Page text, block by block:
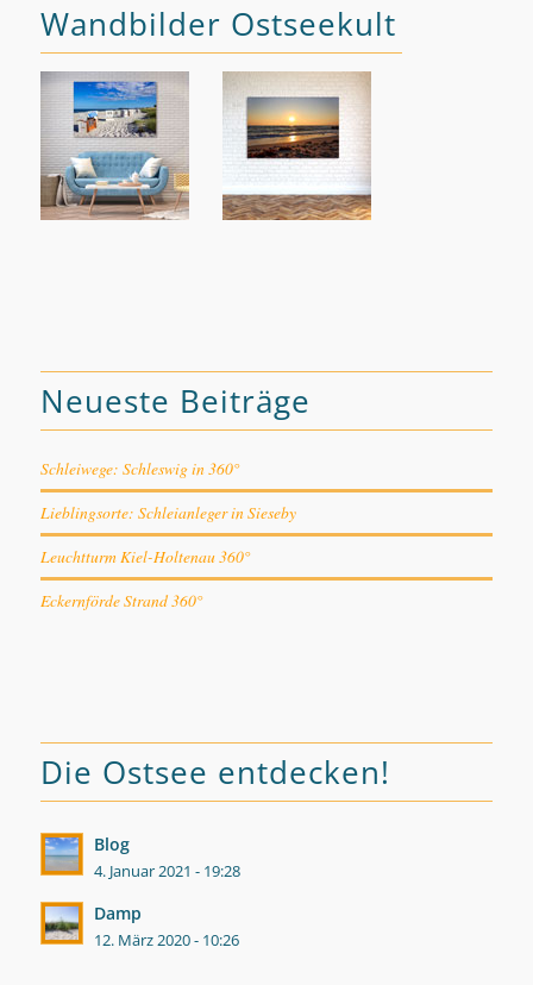
Wandbilder Ostseekult
Neueste Beiträge
Schleiwege: Schleswig in 360°
Lieblingsorte: Schleianleger in Sieseby
Leuchtturm Kiel-Holtenau 360°
Eckernförde Strand 360°
Die Ostsee entdecken!
Blog
4. Januar 2021 - 19:28
Damp
12. März 2020 - 10:26